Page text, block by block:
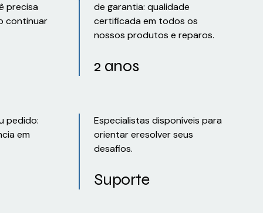
precisa
continuar
de garantia: qualidade
certificada em todos os
nossos produtos e reparos.
2 anos
pedido:
em
Especialistas disponíveis para
orientar eresolver seus
desafios.
Suporte